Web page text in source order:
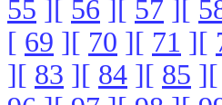
55 ][ 56 ][ 57 ][
[ 69 ][ 70 ][ 71 ][
][ 83 ][ 84 ][ 85 ][